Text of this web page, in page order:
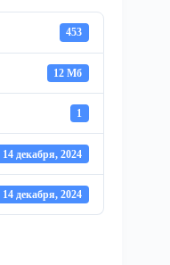
453
12 Мб
1
14 декабря, 2024
14 декабря, 2024